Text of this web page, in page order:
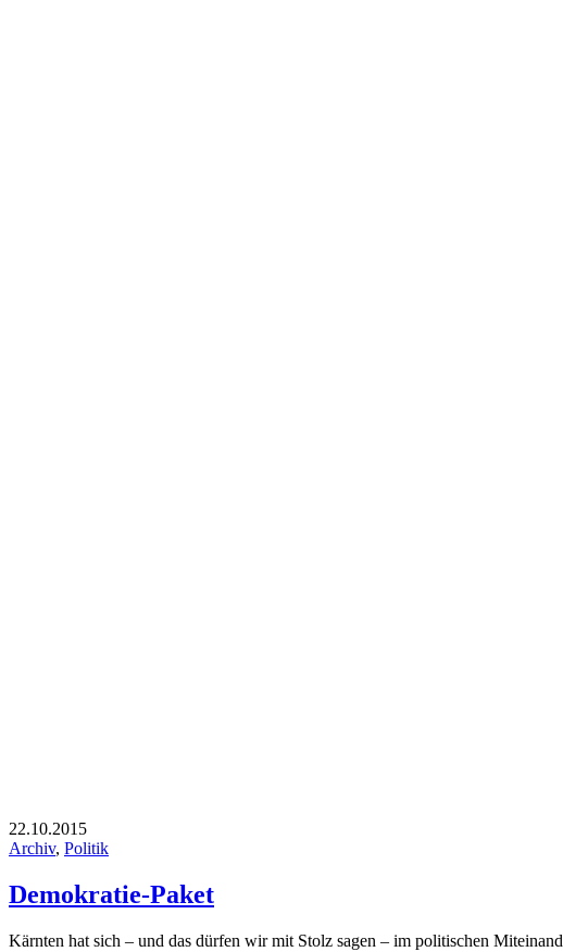
22.10.2015
Archiv, Politik
Demokratie-Paket
Kärnten hat sich – und das dürfen wir mit Stolz sagen – im politischen